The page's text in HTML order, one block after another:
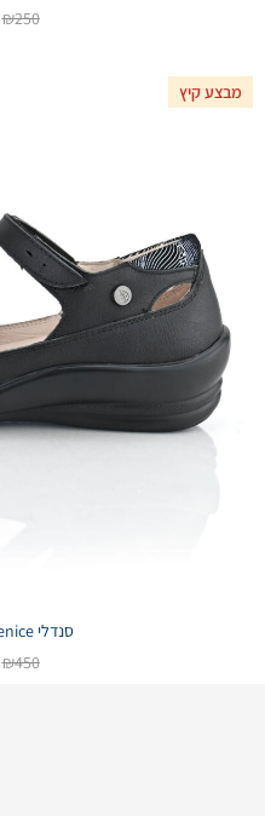
₪250
מבצע קיץ
סנדלי Venice בצבע שחור
₪450